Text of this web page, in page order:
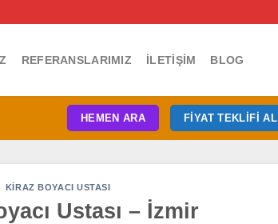
REFERANSLARIMIZ İLETIŞIM BLOG
HEMEN ARA FIYAT TEKLIFI AL
KIRAZ BOYACI USTASI
Ustası – İzmir